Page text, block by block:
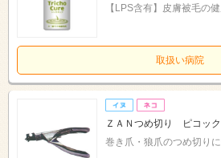
【LPS含有】皮膚被毛の
取扱い病院
ＺＡＮつめ切り ピコッ
巻き爪・狼爪のつめ切り